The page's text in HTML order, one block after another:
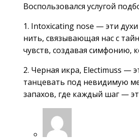
Воспользовался услугой
1. Intoxicating nose — эти
нить, связывающая нас с
чувств, создавая симфонию,
2. Черная икра, Electimuss —
танцевать под невидимую
запахов, где каждый шаг —